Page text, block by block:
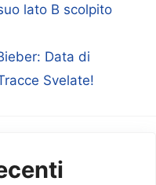
lato B scolpito
Data di
Svelate!